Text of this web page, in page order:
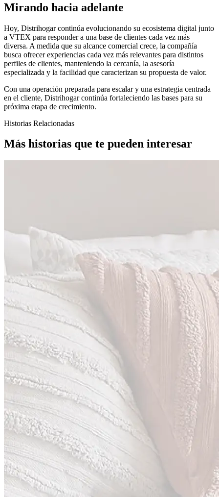
Mirando hacia adelante
Hoy, Distrihogar continúa evolucionando su ecosistema digital junto
a VTEX para responder a una base de clientes cada vez más
diversa. A medida que su alcance comercial crece, la compañía
busca ofrecer experiencias cada vez más relevantes para distintos
perfiles de clientes, manteniendo la cercanía, la asesoría
especializada y la facilidad que caracterizan su propuesta de valor.
Con una operación preparada para escalar y una estrategia centrada
en el cliente, Distrihogar continúa fortaleciendo las bases para su
próxima etapa de crecimiento.
Historias Relacionadas
Más historias que te pueden interesar